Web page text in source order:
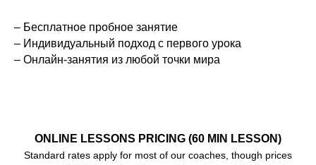
– Бесплатное пробное занятие
– Индивидуальный подход с первого урока
– Онлайн-занятия из любой точки мира
ONLINE LESSONS PRICING (60 MIN LESSON)
Standard rates apply for most of our coaches, though prices